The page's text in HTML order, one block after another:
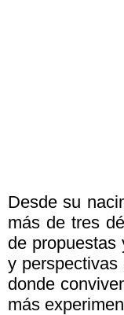
Desde su
más de tres
de propuestas
y perspectivas
donde
más